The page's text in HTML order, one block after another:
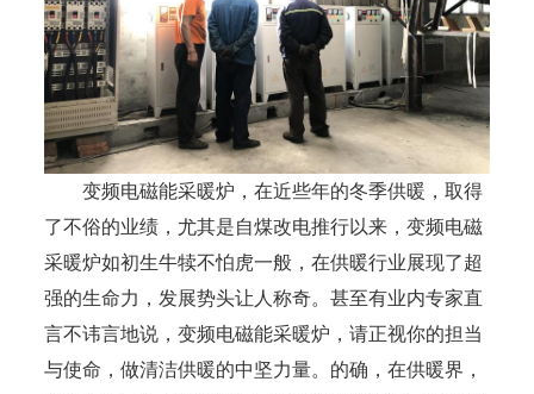
变频电磁能采暖炉，在近些年的冬季供暖，取得
了不俗的业绩，尤其是自煤改电推行以来，变频电磁
采暖炉如初生牛犊不怕虎一般，在供暖行业展现了超
强的生命力，发展势头让人称奇。甚至有业内专家直
言不讳言地说，变频电磁能采暖炉，请正视你的担当
与使命，做清洁供暖的中坚力量。的确，在供暖界，